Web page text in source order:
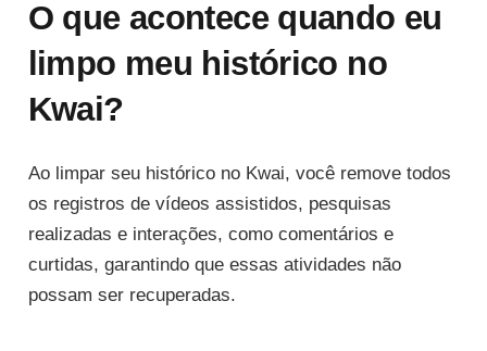
O que acontece quando eu
limpo meu histórico no
Kwai?
Ao limpar seu histórico no Kwai, você remove todos
os registros de vídeos assistidos, pesquisas
realizadas e interações, como comentários e
curtidas, garantindo que essas atividades não
possam ser recuperadas.